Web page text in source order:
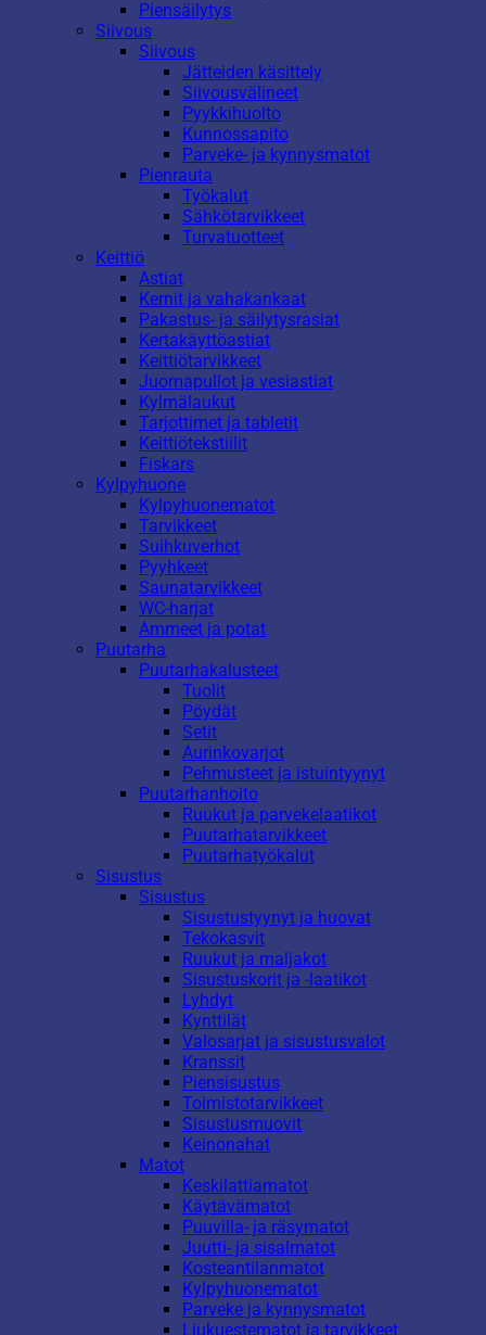
Piensäilytys
Siivous
Siivous
Jätteiden käsittely
Siivousvälineet
Pyykkihuolto
Kunnossapito
Parveke- ja kynnysmatot
Pienrauta
Työkalut
Sähkötarvikkeet
Turvatuotteet
Keittiö
Astiat
Kernit ja vahakankaat
Pakastus- ja säilytysrasiat
Kertakäyttöastiat
Keittiötarvikkeet
Juomapullot ja vesiastiat
Kylmälaukut
Tarjottimet ja tabletit
Keittiötekstiilit
Fiskars
Kylpyhuone
Kylpyhuonematot
Tarvikkeet
Suihkuverhot
Pyyhkeet
Saunatarvikkeet
WC-harjat
Ammeet ja potat
Puutarha
Puutarhakalusteet
Tuolit
Pöydät
Setit
Aurinkovarjot
Pehmusteet ja istuintyynyt
Puutarhanhoito
Ruukut ja parvekelaatikot
Puutarhatarvikkeet
Puutarhatyökalut
Sisustus
Sisustus
Sisustustyynyt ja huovat
Tekokasvit
Ruukut ja maljakot
Sisustuskorit ja -laatikot
Lyhdyt
Kynttilät
Valosarjat ja sisustusvalot
Kranssit
Piensisustus
Toimistotarvikkeet
Sisustusmuovit
Keinonahat
Matot
Keskilattiamatot
Käytävämatot
Puuvilla- ja räsymatot
Juutti- ja sisalmatot
Kosteantilanmatot
Kylpyhuonematot
Parveke ja kynnysmatot
Liukuestematot ja tarvikkeet